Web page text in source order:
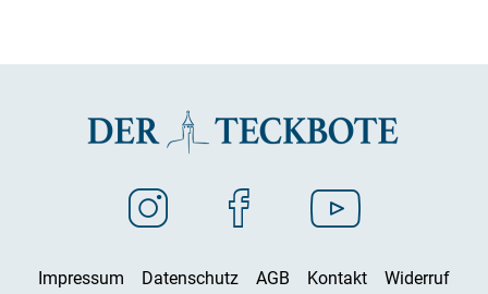
Impressum Datenschutz AGB Kontakt Widerruf